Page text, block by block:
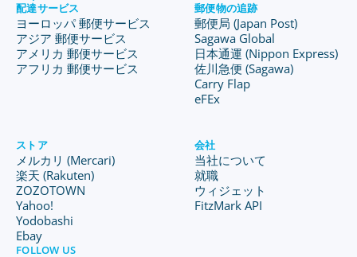
配達サービス
ヨーロッパ 郵便サービス
アジア 郵便サービス
アメリカ 郵便サービス
アフリカ 郵便サービス
郵便物の追跡
郵便局 (Japan Post)
Sagawa Global
日本通運 (Nippon Express)
佐川急便 (Sagawa)
Carry Flap
eFEx
ストア
メルカリ (Mercari)
楽天 (Rakuten)
ZOZOTOWN
Yahoo!
Yodobashi
Ebay
会社
当社について
就職
ウィジェット
FitzMark API
FOLLOW US